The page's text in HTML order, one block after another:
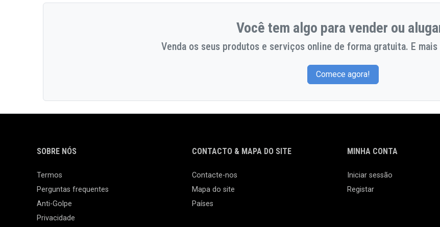
Você tem algo para vender ou
Venda os seus produtos e serviços online de forma gratuita. E
Comece agora!
SOBRE NÓS
Termos
Perguntas frequentes
Anti-Golpe
Privacidade
CONTACTO & MAPA DO SITE
Contacte-nos
Mapa do site
Países
MINHA CONTA
Iniciar sessão
Registar